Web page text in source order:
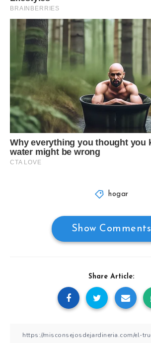
hogar
Show Comments
Share Article: